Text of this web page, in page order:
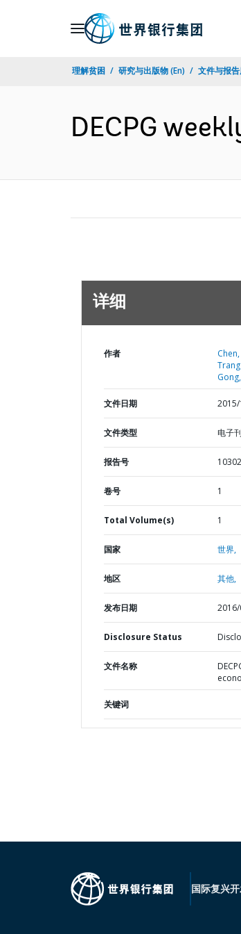
理解贫困 研究与出版物 (En) 文件与报
DECPG
详细
作者
文件日期
文件类型 电子
报告号
卷号 1
Total Volume(s) 1
国家 世界,
地区 其他,
发布日期 2016/
Disclosure Status
文件名称
关键词
国际复兴